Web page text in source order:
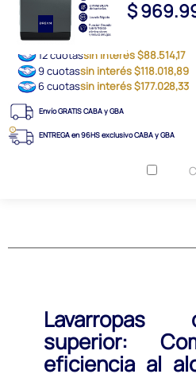
$
12 cuotassin interés $88.514,17
9 cuotassin interés $118.018,89
6 cuotassin interés $177.028,33
Envío GRATIS CABA y GBA
ENTREGA en 96HS exclusivo CABA y GBA
superior:
eficiencia al